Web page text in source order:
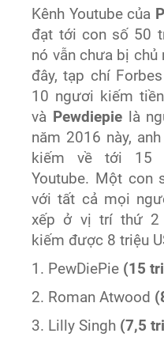
Kênh Youtube của
đạt tới con số 50
nó vẫn chưa bị
đây, tạp chí
10 ngươi kiếm
và Pewdiepie là
năm 2016 này,
kiếm về tới 15
Youtube. Một con
với tất cả mọi
xếp ở vị trí thứ 2
kiếm được 8 triệu
1. PewDiePie (15
2. Roman Atwood
3. Lilly Singh (7,5